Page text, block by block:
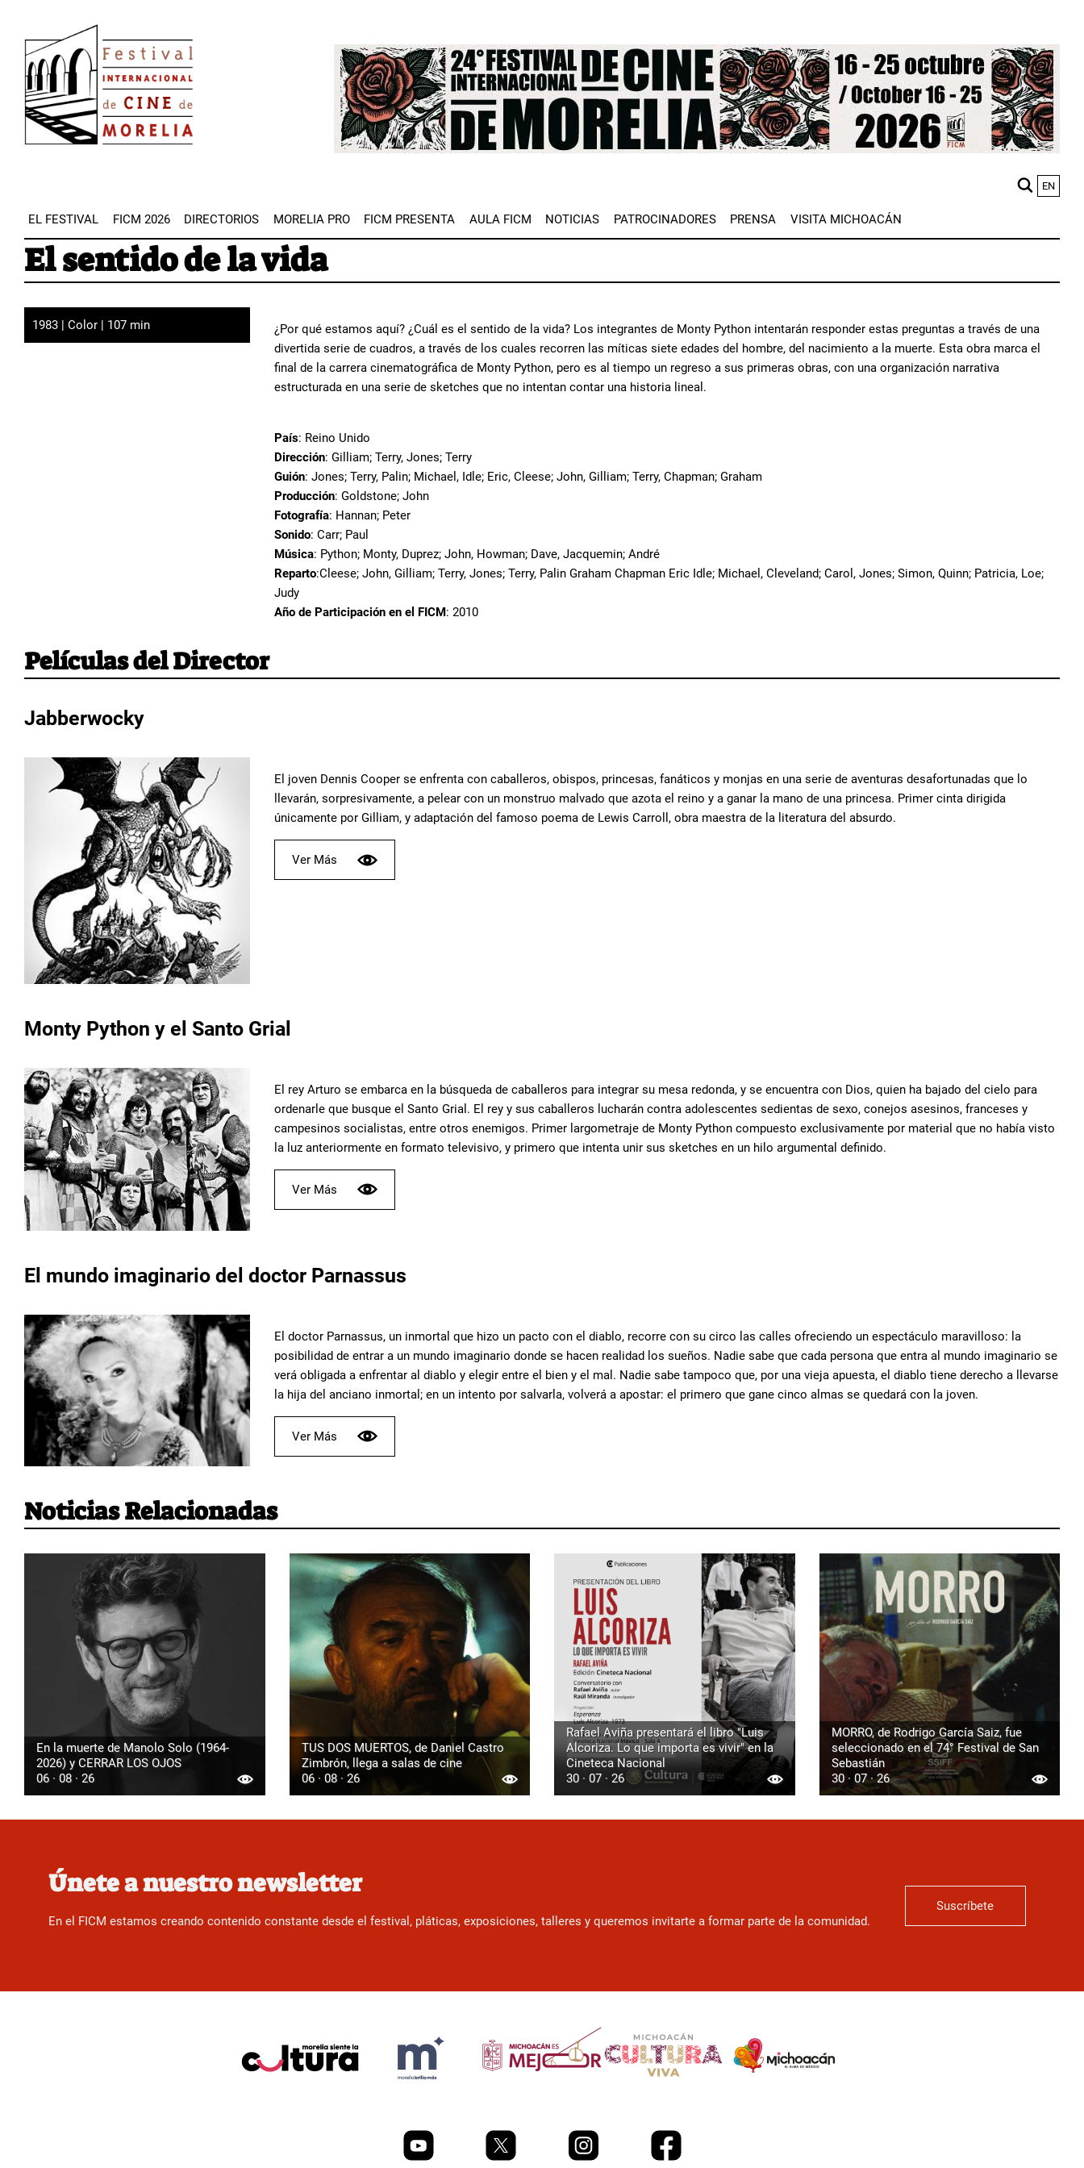
contenido
principal
Image
EN
EL FESTIVAL FICM 2026 DIRECTORIOS MORELIA PRO FICM PRESENTA AULA FICM NOTICIAS PATROCINADORES PRENSA VISITA MICHOACÁN
El sentido de la vida
1983 | Color | 107 min
¿Por qué estamos aquí? ¿Cuál es el sentido de la vida? Los integrantes de Monty Python intentarán responder estas preguntas a través de una
divertida serie de cuadros, a través de los cuales recorren las míticas siete edades del hombre, del nacimiento a la muerte. Esta obra marca el
final de la carrera cinematográfica de Monty Python, pero es al tiempo un regreso a sus primeras obras, con una organización narrativa
estructurada en una serie de sketches que no intentan contar una historia lineal.
País: Reino Unido
Dirección: Gilliam; Terry, Jones; Terry
Guión: Jones; Terry, Palin; Michael, Idle; Eric, Cleese; John, Gilliam; Terry, Chapman; Graham
Producción: Goldstone; John
Fotografía: Hannan; Peter
Sonido: Carr; Paul
Música: Python; Monty, Duprez; John, Howman; Dave, Jacquemin; André
Reparto:Cleese; John, Gilliam; Terry, Jones; Terry, Palin Graham Chapman Eric Idle; Michael, Cleveland; Carol, Jones; Simon, Quinn; Patricia, Loe;
Judy
Año de Participación en el FICM: 2010
Películas del Director
Jabberwocky
El joven Dennis Cooper se enfrenta con caballeros, obispos, princesas, fanáticos y monjas en una serie de aventuras desafortunadas que lo
llevarán, sorpresivamente, a pelear con un monstruo malvado que azota el reino y a ganar la mano de una princesa. Primer cinta dirigida
únicamente por Gilliam, y adaptación del famoso poema de Lewis Carroll, obra maestra de la literatura del absurdo.
Ver Más
Monty Python y el Santo Grial
El rey Arturo se embarca en la búsqueda de caballeros para integrar su mesa redonda, y se encuentra con Dios, quien ha bajado del cielo para
ordenarle que busque el Santo Grial. El rey y sus caballeros lucharán contra adolescentes sedientas de sexo, conejos asesinos, franceses y
campesinos socialistas, entre otros enemigos. Primer largometraje de Monty Python compuesto exclusivamente por material que no había visto
la luz anteriormente en formato televisivo, y primero que intenta unir sus sketches en un hilo argumental definido.
Ver Más
El mundo imaginario del doctor Parnassus
El doctor Parnassus, un inmortal que hizo un pacto con el diablo, recorre con su circo las calles ofreciendo un espectáculo maravilloso: la
posibilidad de entrar a un mundo imaginario donde se hacen realidad los sueños. Nadie sabe que cada persona que entra al mundo imaginario se
verá obligada a enfrentar al diablo y elegir entre el bien y el mal. Nadie sabe tampoco que, por una vieja apuesta, el diablo tiene derecho a llevarse
la hija del anciano inmortal; en un intento por salvarla, volverá a apostar: el primero que gane cinco almas se quedará con la joven.
Ver Más
Noticias Relacionadas
En la muerte de Manolo Solo (1964-
2026) y CERRAR LOS OJOS
06 · 08 · 26
TUS DOS MUERTOS, de Daniel Castro
Zimbrón, llega a salas de cine
06 · 08 · 26
Rafael Aviña presentará el libro "Luis
Alcoriza. Lo que importa es vivir" en la
Cineteca Nacional
30 · 07 · 26
MORRO, de Rodrigo García Saiz, fue
seleccionado en el 74° Festival de San
Sebastián
30 · 07 · 26
Únete a nuestro newsletter
En el FICM estamos creando contenido constante desde el festival, pláticas, exposiciones, talleres y queremos invitarte a formar parte de la comunidad.
Suscríbete